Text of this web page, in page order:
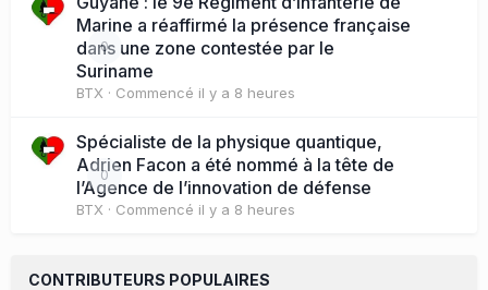
0
Marine a réaffirmé la présence française
dans une zone contestée par le
Suriname
BTX · Commencé il y a 8 heures
0
Spécialiste de la physique quantique,
Adrien Facon a été nommé à la tête de
l’Agence de l’innovation de défense
BTX · Commencé il y a 8 heures
CONTRIBUTEURS POPULAIRES